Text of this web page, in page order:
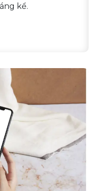
kể.